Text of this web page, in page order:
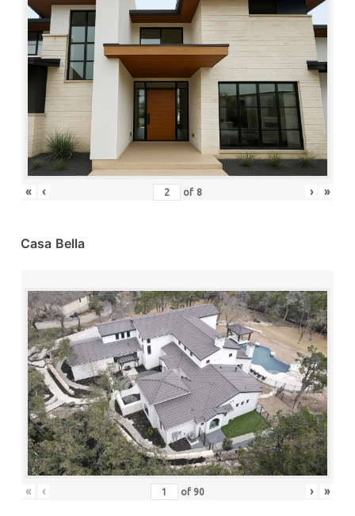
« ‹ of 8 › »
Casa Bella
« ‹ of 90 › »